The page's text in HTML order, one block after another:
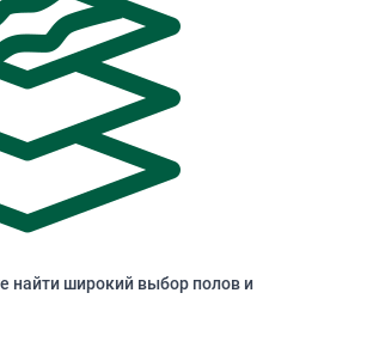
найти широкий выбор полов и